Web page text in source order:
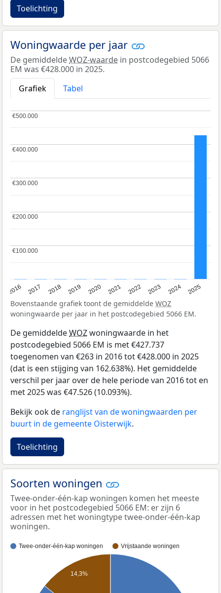
Toelichting
Woningwaarde per jaar
De gemiddeldeWOZ-waarde in postcodegebied 5066
EM was €428.000 in 2025.
Grafiek
Tabel
2016 2017 2018 2019 2020 2021 2022 2023 2024 2025
€100.000
€100.000
€200.000
€200.000
€300.000
€300.000
€400.000
€400.000
€500.000
€500.000
Bovenstaande grafiek toont de gemiddelde WOZ
woningwaarde per jaar in het postcodegebied 5066 EM.
De gemiddeldeWOZwoningwaarde in het
postcodegebied 5066 EM is met €427.737
toegenomen van €263 in 2016 tot €428.000 in 2025
(dat is een stijging van 162.638%). Het gemiddelde
verschil per jaar over de hele periode van 2016 tot en
met 2025 was €47.526 (10.093%).
Bekijk ook de ranglijst van de woningwaarden per
buurt in de gemeente Oisterwijk.
Toelichting
Soorten woningen
Twee-onder-één-kap woningen komen het meeste
voor in het postcodegebied 5066 EM: er zijn 6
adressen met het woningtype twee-onder-één-kap
woningen.
Twee-onder-één-kap woningen Vrijstaande woningen
14,3%